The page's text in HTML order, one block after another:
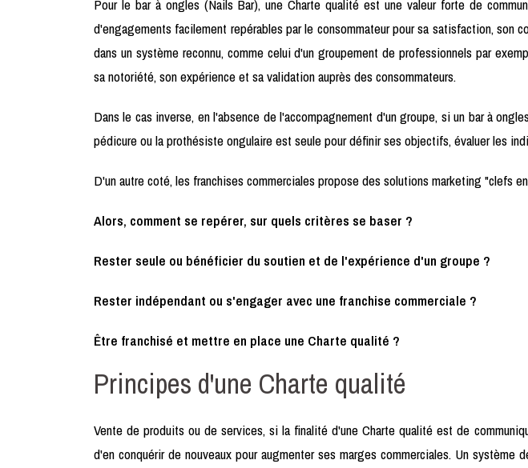
Pour le bar à ongles (Nails Bar), une Charte qualité est une valeur forte de
d'engagements facilement repérables par le consommateur pour sa satisfaction, son
dans un système reconnu, comme celui d'un groupement de professionnels par
sa notoriété, son expérience et sa validation auprès des consommateurs.
Dans le cas inverse, en l'absence de l'accompagnement d'un groupe, si un bar à
pédicure ou la prothésiste ongulaire est seule pour définir ses objectifs, évaluer les
D'un autre coté, les franchises commerciales propose des solutions marketing "clefs
Alors, comment se repérer, sur quels critères se baser ?
Rester seule ou bénéficier du soutien et de l'expérience d'un groupe ?
Rester indépendant ou s'engager avec une franchise commerciale ?
Être franchisé et mettre en place une Charte qualité ?
Principes d'une Charte qualité
Vente de produits ou de services, si la finalité d'une Charte qualité est de
d'en conquérir de nouveaux pour augmenter ses marges commerciales. Un